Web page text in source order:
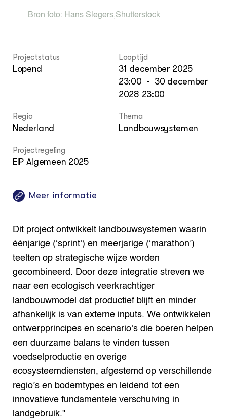
ZIE OOK
Practoraten
Vakbladen
Wiki Groen Kennisnet
Over ons
Contact
Search the Knowledge base
Bron foto: Hans Slegers,Shutterstock
Projectstatus
Lopend
Looptijd
31 december 2025
23:00 - 30 december
2028 23:00
Regio
Nederland
Thema
Landbouwsystemen
Projectregeling
EIP Algemeen 2025
Meer informatie
Dit project ontwikkelt landbouwsystemen waarin
éénjarige (‘sprint’) en meerjarige (‘marathon’)
teelten op strategische wijze worden
gecombineerd. Door deze integratie streven we
naar een ecologisch veerkrachtiger
landbouwmodel dat productief blijft en minder
afhankelijk is van externe inputs. We ontwikkelen
ontwerpprincipes en scenario’s die boeren helpen
een duurzame balans te vinden tussen
voedselproductie en overige
ecosysteemdiensten, afgestemd op verschillende
regio’s en bodemtypes en leidend tot een
innovatieve fundamentele verschuiving in
landgebruik."